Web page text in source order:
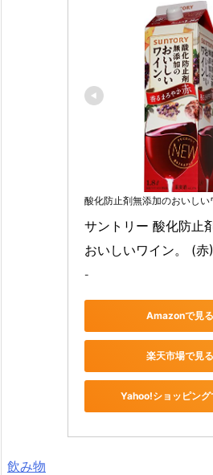
酸化防止剤無添加のおいしい
サントリー 酸化防止
おいしいワイン。 (
-
Amazonで見る
楽天市場で見る
Yahoo!ショッピング
飲み物